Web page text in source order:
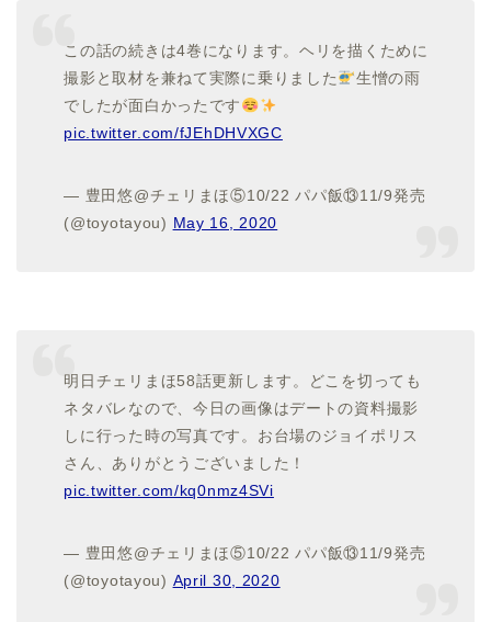
この話の続きは4巻になります。ヘリを描くために
撮影と取材を兼ねて実際に乗りました
生憎の雨
でしたが面白かったです
pic.twitter.com/fJEhDHVXGC
— 豊田悠@チェリまほ⑤10/22 パパ飯⑬11/9発売
(@toyotayou) May 16, 2020
明日チェリまほ58話更新します。どこを切っても
ネタバレなので、今日の画像はデートの資料撮影
しに行った時の写真です。お台場のジョイポリス
さん、ありがとうございました！
pic.twitter.com/kq0nmz4SVi
— 豊田悠@チェリまほ⑤10/22 パパ飯⑬11/9発売
(@toyotayou) April 30, 2020